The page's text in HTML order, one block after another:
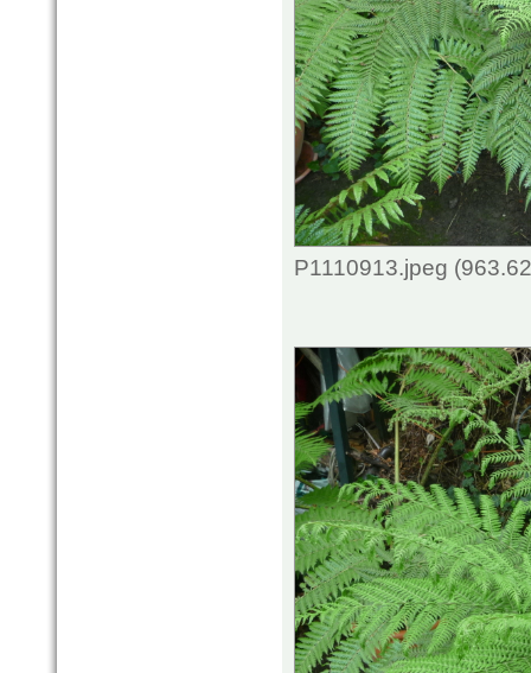
P1110913.jpeg